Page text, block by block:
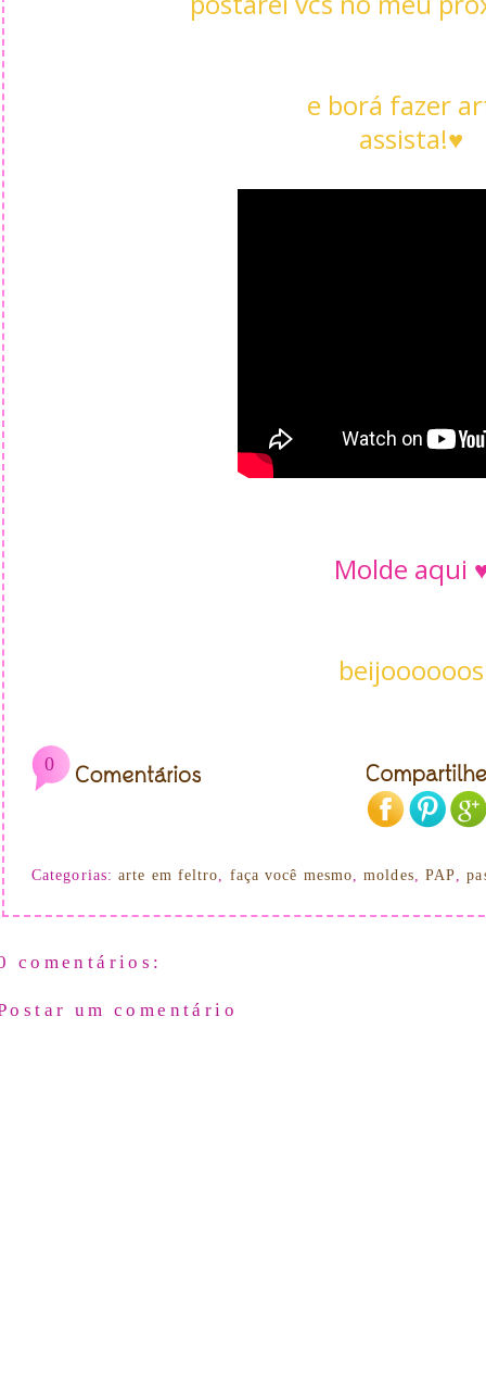
e borá fazer
assista!♥
Molde aqui
beijoooooos
0
Categorias:arte em feltro, faça você mesmo,moldes, PAP,
comentários:
um comentário